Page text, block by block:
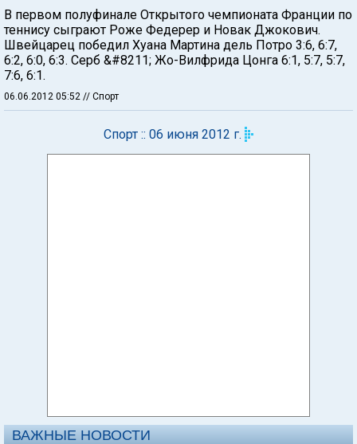
В первом полуфинале Открытого чемпионата Франции по
теннису сыграют Роже Федерер и Новак Джокович.
Швейцарец победил Хуана Мартина дель Потро 3:6, 6:7,
6:2, 6:0, 6:3. Серб &#8211; Жо-Вилфрида Цонга 6:1, 5:7, 5:7,
7:6, 6:1.
06.06.2012 05:52 // Спорт
Спорт :: 06 июня 2012 г.
ВАЖНЫЕ НОВОСТИ